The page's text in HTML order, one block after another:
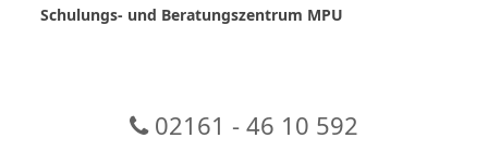
Schulungs- und Beratungszentrum MPU
02161 - 46 10 592